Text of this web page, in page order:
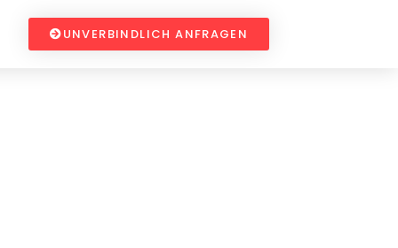
UNVERBINDLICH ANFRAGEN